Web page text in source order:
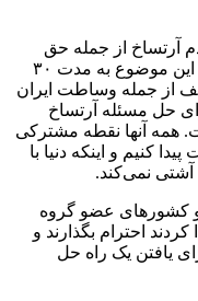
آرتساخ از جمله حق
خودمختاری آنها به رسمیت شناخته شود. این موضوع به مدت ۳۰
از جمله وساطت ایران
حل مسئله آرتساخ
همه آنها نقطه مشترکی
کنیم و اینکه دنیا با
آشتی نمی‌کند.
و کشورهای عضو گروه
احترام بگذارند و
یافتن یک راه حل